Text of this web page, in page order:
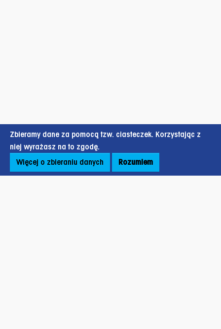
Zbieramy dane za pomocą tzw. ciasteczek. Korzystając z
niej wyrażasz na to zgodę.
Więcej o zbieraniu danych
Rozumiem